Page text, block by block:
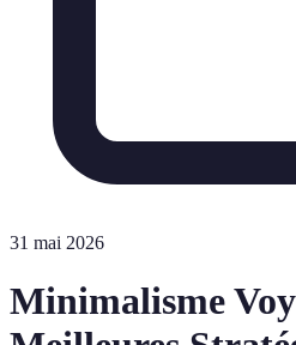
31 mai 2026
Minimalisme